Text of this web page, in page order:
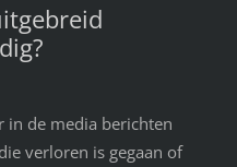
in de media berichten
verloren is gegaan of